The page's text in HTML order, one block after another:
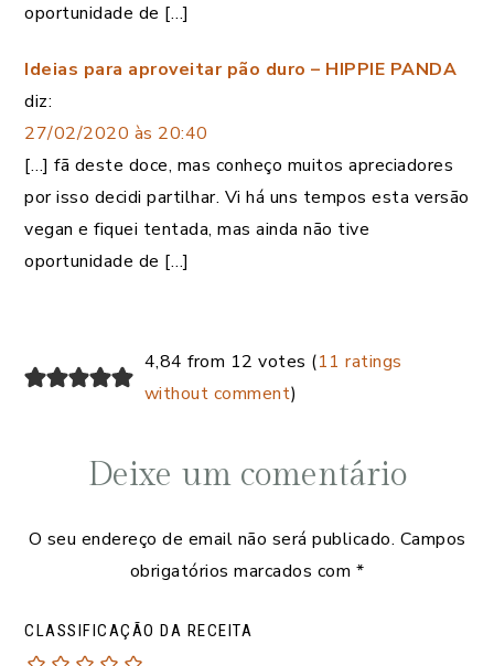
oportunidade de […]
Ideias para aproveitar pão duro – HIPPIE PANDA
diz:
27/02/2020 às 20:40
[…] fã deste doce, mas conheço muitos apreciadores
por isso decidi partilhar. Vi há uns tempos esta versão
vegan e fiquei tentada, mas ainda não tive
oportunidade de […]
4,84 from 12 votes (11 ratings
without comment)
Deixe um comentário
O seu endereço de email não será publicado. Campos
obrigatórios marcados com *
CLASSIFICAÇÃO DA RECEITA